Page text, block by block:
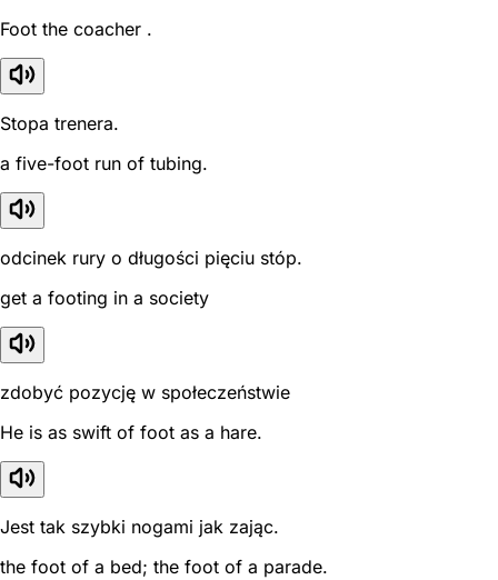
Foot the coacher .
Stopa trenera.
a five-foot run of tubing.
odcinek rury o długości pięciu stóp.
get a footing in a society
zdobyć pozycję w społeczeństwie
He is as swift of foot as a hare.
Jest tak szybki nogami jak zając.
the foot of a bed; the foot of a parade.